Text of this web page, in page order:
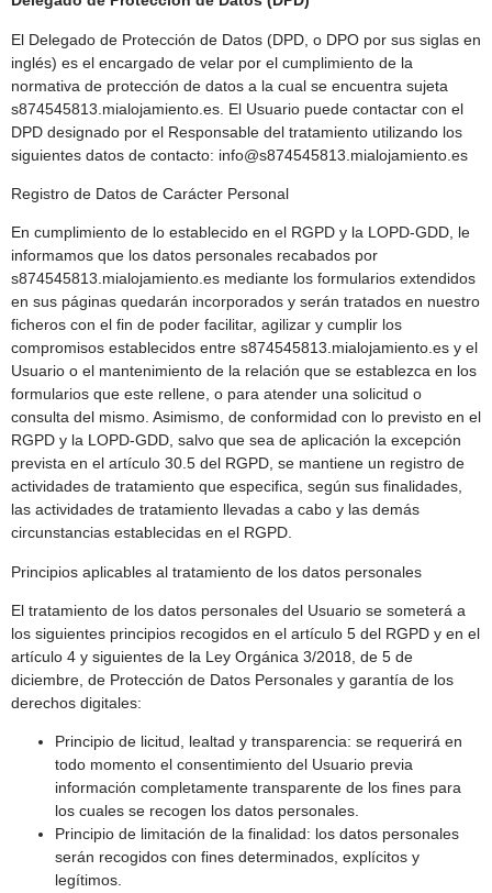
El Delegado de Protección de Datos (DPD, o DPO por sus siglas en
inglés) es el encargado de velar por el cumplimiento de la
normativa de protección de datos a la cual se encuentra sujeta
s874545813.mialojamiento.es. El Usuario puede contactar con el
DPD designado por el Responsable del tratamiento utilizando los
siguientes datos de contacto: info@s874545813.mialojamiento.es
Registro de Datos de Carácter Personal
En cumplimiento de lo establecido en el RGPD y la LOPD-GDD, le
informamos que los datos personales recabados por
s874545813.mialojamiento.es mediante los formularios extendidos
en sus páginas quedarán incorporados y serán tratados en nuestro
ficheros con el fin de poder facilitar, agilizar y cumplir los
compromisos establecidos entre s874545813.mialojamiento.es y el
Usuario o el mantenimiento de la relación que se establezca en los
formularios que este rellene, o para atender una solicitud o
consulta del mismo. Asimismo, de conformidad con lo previsto en el
RGPD y la LOPD-GDD, salvo que sea de aplicación la excepción
prevista en el artículo 30.5 del RGPD, se mantiene un registro de
actividades de tratamiento que especifica, según sus finalidades,
las actividades de tratamiento llevadas a cabo y las demás
circunstancias establecidas en el RGPD.
Principios aplicables al tratamiento de los datos personales
El tratamiento de los datos personales del Usuario se someterá a
los siguientes principios recogidos en el artículo 5 del RGPD y en el
artículo 4 y siguientes de la Ley Orgánica 3/2018, de 5 de
diciembre, de Protección de Datos Personales y garantía de los
derechos digitales:
Principio de licitud, lealtad y transparencia: se requerirá en
todo momento el consentimiento del Usuario previa
información completamente transparente de los fines para
los cuales se recogen los datos personales.
Principio de limitación de la finalidad: los datos personales
serán recogidos con fines determinados, explícitos y
legítimos.